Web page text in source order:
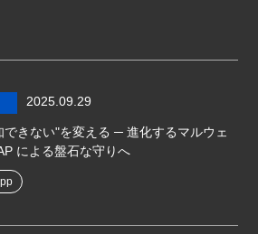
2025.09.29
できない"を変える ─ 進化するマルウェ
による盤石な守りへ